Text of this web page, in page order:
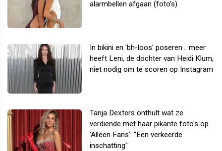
alarmbellen afgaan (foto's)
In bikini en 'bh-loos' poseren... meer
heeft Leni, de dochter van Heidi Klum,
niet nodig om te scoren op Instagram
Tanja Dexters onthult wat ze
verdiende met haar pikante foto's op
'Alleen Fans': "Een verkeerde
inschatting"